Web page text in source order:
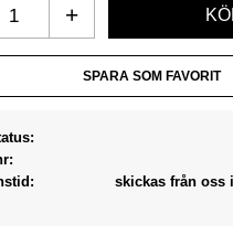
+
Lägg till i
skickas från oss